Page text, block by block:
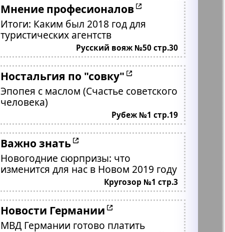
Мнение професионалов
Итоги: Каким был 2018 год для
туристических агентств
Русский вояж №50 стр.30
Ностальгия по "совку"
Эпопея с маслом (Счастье советского
человека)
Рубеж №1 стр.19
Важно знать
Новогодние сюрпризы: что
изменится для нас в Новом 2019 году
Кругозор №1 стр.3
Новости Германии
МВД Германии готово платить